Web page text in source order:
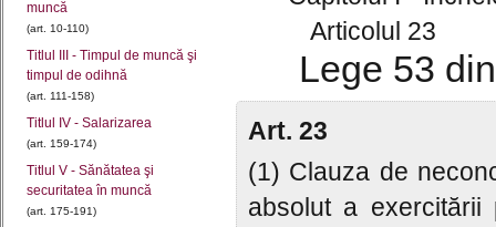
muncă
(art. 10-110)
Titlul III - Timpul de muncă şi
timpul de odihnă
(art. 111-158)
Titlul IV - Salarizarea
(art. 159-174)
Titlul V - Sănătatea şi
securitatea în muncă
(art. 175-191)
Articolul 23
Lege 53
Art. 23
(1) Clauza de
absolut a